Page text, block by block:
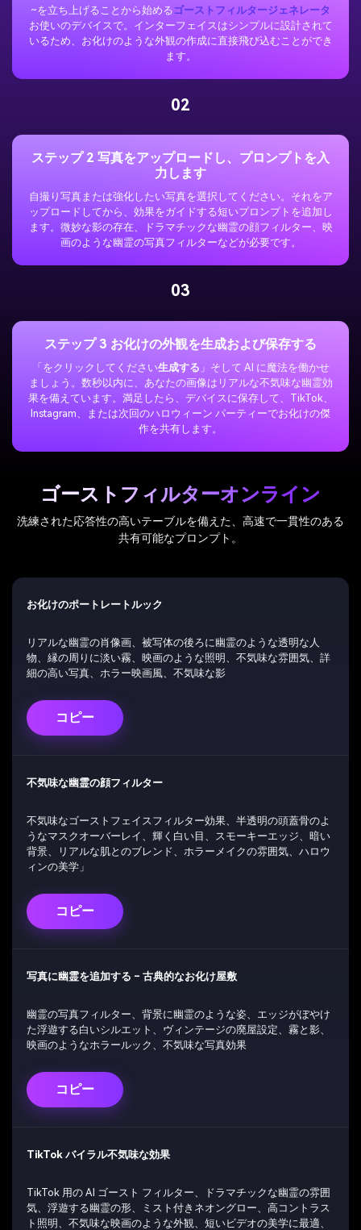
~を立ち上げることから始める ゴーストフィルタージェネレータ
お使いのデバイスで。インターフェイスはシンプルに設計されて
いるため、お化けのような外観の作成に直接飛び込むことができ
ます。
02
ステップ 2 写真をアップロードし、プロンプトを入
力します
自撮り写真または強化したい写真を選択してください。それをア
ップロードしてから、効果をガイドする短いプロンプトを追加し
ます。微妙な影の存在、ドラマチックな幽霊の顔フィルター、映
画のような幽霊の写真フィルターなどが必要です。
03
ステップ 3 お化けの外観を生成および保存する
「をクリックしてください生成する 」そして AI に魔法を働かせ
ましょう。数秒以内に、あなたの画像はリアルな不気味な幽霊効
果を備えています。満足したら、デバイスに保存して、TikTok、
Instagram、または次回のハロウィーン パーティーでお化けの傑
作を共有します。
ゴーストフィルターオンライン
洗練された応答性の高いテーブルを備えた、高速で一貫性のある
共有可能なプロンプト。
お化けのポートレートルック
リアルな幽霊の肖像画、被写体の後ろに幽霊のような透明な人
物、縁の周りに淡い霧、映画のような照明、不気味な雰囲気、詳
細の高い写真、ホラー映画風、不気味な影
コピー
不気味な幽霊の顔フィルター
不気味なゴーストフェイスフィルター効果、半透明の頭蓋骨のよ
うなマスクオーバーレイ、輝く白い目、スモーキーエッジ、暗い
背景、リアルな肌とのブレンド、ホラーメイクの雰囲気、ハロウ
ィンの美学」
コピー
写真に幽霊を追加する – 古典的なお化け屋敷
幽霊の写真フィルター、背景に幽霊のような姿、エッジがぼやけ
た浮遊する白いシルエット、ヴィンテージの廃屋設定、霧と影、
映画のようなホラールック、不気味な写真効果
コピー
TikTok バイラル不気味な効果
TikTok 用の AI ゴースト フィルター、ドラマチックな幽霊の雰囲
気、浮遊する幽霊の形、ミスト付きネオングロー、高コントラス
ト照明、不気味な映画のような外観、短いビデオの美学に最適、